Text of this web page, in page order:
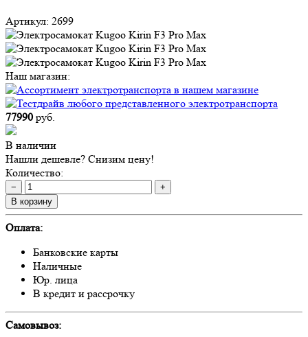
Артикул: 2699
Наш магазин:
77990 руб.
В наличии
Нашли дешевле? Снизим цену!
Количество:
−
+
В корзину
Оплата:
Банковские карты
Наличные
Юр. лица
В кредит и рассрочку
Самовывоз: